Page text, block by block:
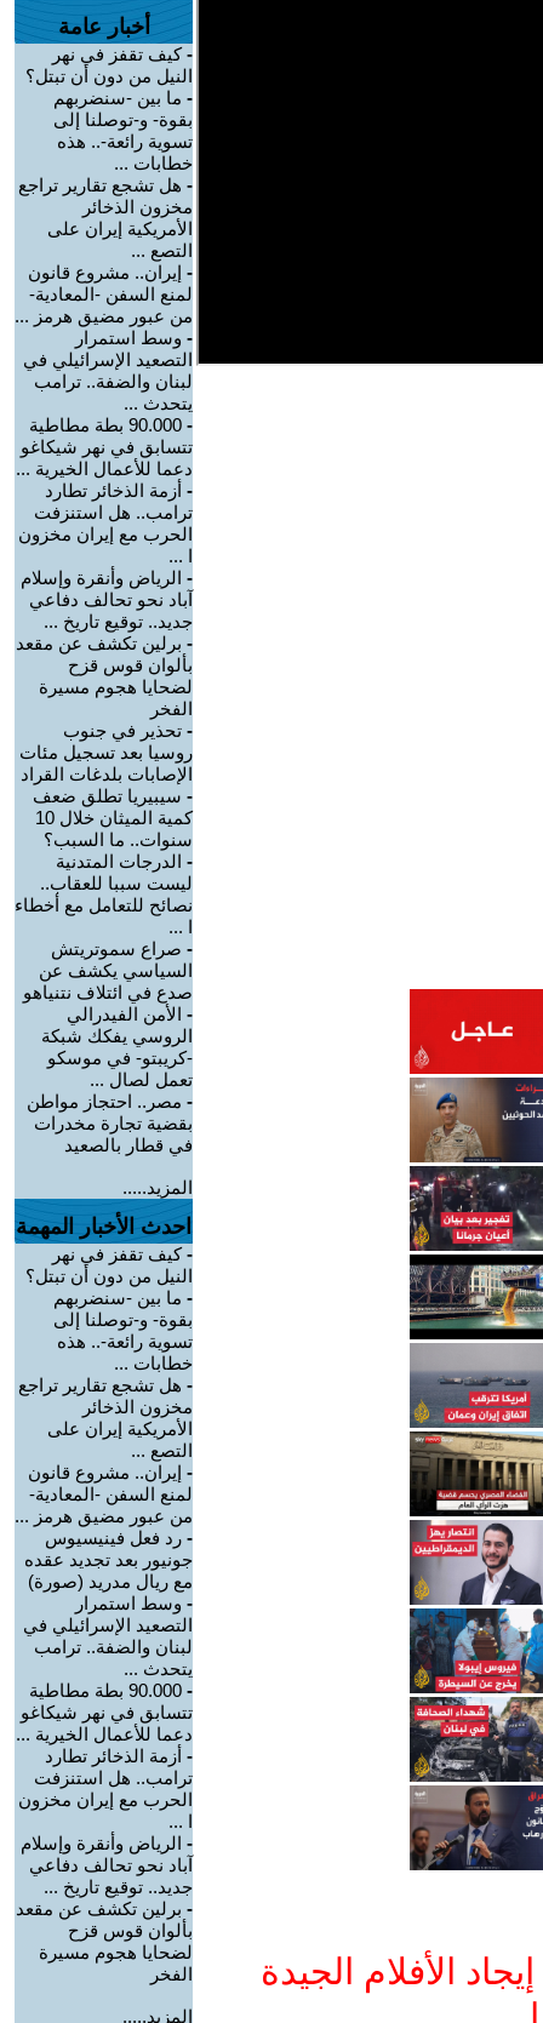
الأفلام الجيدة
أخبار عامة
-كيف تقفز في نهر
النيل من دون أن تبتل؟
- ما بين -سنضربهم
بقوة- و-توصلنا إلى
تسوية رائعة-.. هذه
خطابات ...
- هل تشجع تقارير تراجع
مخزون الذخائر
الأمريكية إيران على
التصع ...
- إيران.. مشروع قانون
لمنع السفن -المعادية-
من عبور مضيق هرمز ...
- وسط استمرار
التصعيد الإسرائيلي في
لبنان والضفة.. ترامب
يتحدث ...
-
90.000 بطة مطاطية
تتسابق في نهر شيكاغو
دعما للأعمال الخيرية ...
- أزمة الذخائر تطارد
ترامب.. هل استنزفت
الحرب مع إيران مخزون
ا ...
- الرياض وأنقرة وإسلام
آباد نحو تحالف دفاعي
جديد.. توقيع تاريخ ...
- برلين تكشف عن مقعد
بألوان قوس قزح
لضحايا هجوم مسيرة
الفخر
- تحذير في جنوب
روسيا بعد تسجيل مئات
الإصابات بلدغات القراد
- سيبيريا تطلق ضعف
كمية الميثان خلال 10
سنوات.. ما السبب؟
- الدرجات المتدنية
ليست سببا للعقاب..
نصائح للتعامل مع أخطاء
ا ...
- صراع سموتريتش
السياسي يكشف عن
صدع في ائتلاف نتنياهو
- الأمن الفيدرالي
الروسي يفكك شبكة
-كريبتو- في موسكو
تعمل لصال ...
- مصر.. احتجاز مواطن
بقضية تجارة مخدرات
في قطار بالصعيد
المزيد.....
احدث الأخبار المهمة
-كيف تقفز في نهر
النيل من دون أن تبتل؟
- ما بين -سنضربهم
بقوة- و-توصلنا إلى
تسوية رائعة-.. هذه
خطابات ...
- هل تشجع تقارير تراجع
مخزون الذخائر
الأمريكية إيران على
التصع ...
- إيران.. مشروع قانون
لمنع السفن -المعادية-
من عبور مضيق هرمز ...
- رد فعل فينيسيوس
جونيور بعد تجديد عقده
مع ريال مدريد (صورة)
- وسط استمرار
التصعيد الإسرائيلي في
لبنان والضفة.. ترامب
يتحدث ...
-
90.000 بطة مطاطية
تتسابق في نهر شيكاغو
دعما للأعمال الخيرية ...
- أزمة الذخائر تطارد
ترامب.. هل استنزفت
الحرب مع إيران مخزون
ا ...
- الرياض وأنقرة وإسلام
آباد نحو تحالف دفاعي
جديد.. توقيع تاريخ ...
- برلين تكشف عن مقعد
بألوان قوس قزح
لضحايا هجوم مسيرة
الفخر
المزيد.....